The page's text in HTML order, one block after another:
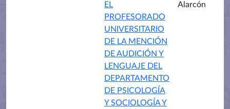
EL
PROFESORADO
UNIVERSITARIO
DE LA MENCIÓN
DE AUDICIÓN Y
LENGUAJE DEL
DEPARTAMENTO
DE PSICOLOGÍA
Y SOCIOLOGÍA Y
Alarcón